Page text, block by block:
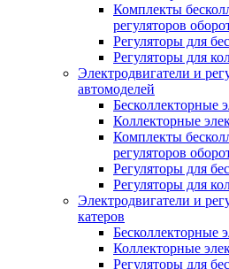
Комплекты
регуляторов
Регуляторы для
Регуляторы для
Электродвигатели и
автомоделей
Бесколлекторные
Коллекторные
Комплекты
регуляторов
Регуляторы для
Регуляторы для
Электродвигатели и
катеров
Бесколлекторные
Коллекторные
Регуляторы для